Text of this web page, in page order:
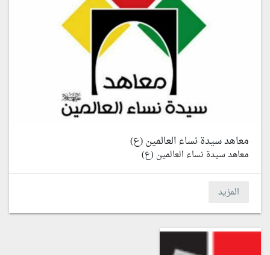
معاهد سيدة نساء العالمين (ع)
معاهد سيدة نساء العالمين (ع)
المزيد